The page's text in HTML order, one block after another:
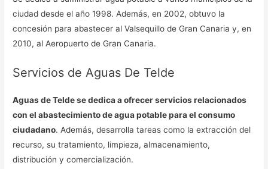
ciudad desde el año 1998. Además, en 2002, obtuvo la
concesión para abastecer al Valsequillo de Gran Canaria y, en
2010, al Aeropuerto de Gran Canaria.
Servicios de Aguas De Telde
Aguas de Telde se dedica a ofrecer servicios relacionados
con el abastecimiento de agua potable para el consumo
ciudadano. Además, desarrolla tareas como la extracción del
recurso, su tratamiento, limpieza, almacenamiento,
distribución y comercialización.